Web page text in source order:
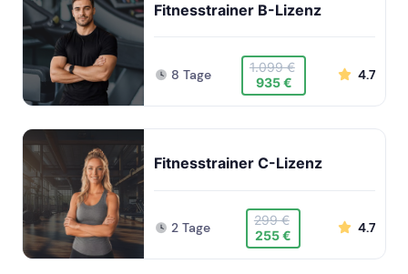
Fitnesstrainer B-Lizenz
8 Tage
1.099 €
935 €
4.7
Fitnesstrainer C-Lizenz
2 Tage
299 €
255 €
4.7